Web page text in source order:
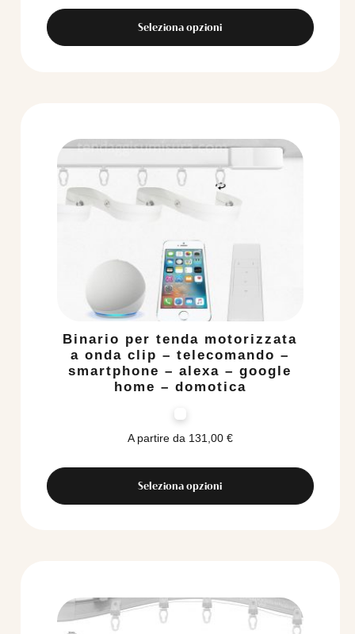
Seleziona opzioni
Binario per tenda motorizzata
a onda clip – telecomando –
smartphone – alexa – google
home – domotica
A partire da 131,00 €
Seleziona opzioni